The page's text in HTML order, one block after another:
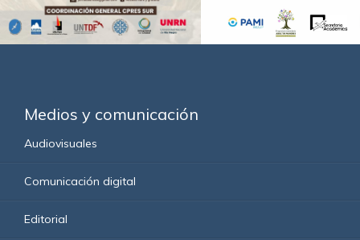
Medios y comunicación
Audiovisuales
Comunicación digital
Editorial